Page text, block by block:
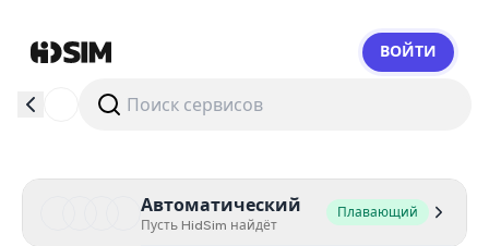
ВОЙТИ
Автоматический
Пусть HidSim найдёт
Плавающий